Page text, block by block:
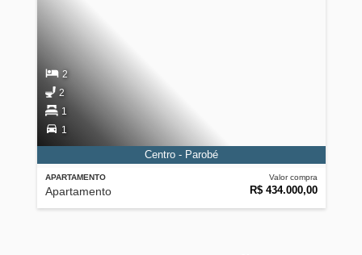
APARTAMENTO
Apartamento
Valor compra
R$ 434.000,00
2
2
1
1
Centro - Parobé